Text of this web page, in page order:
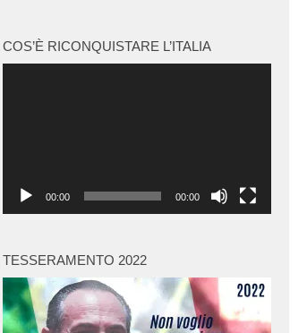
COS’È RICONQUISTARE L’ITALIA
00:00 00:00
TESSERAMENTO 2022